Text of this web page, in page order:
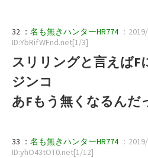
32 ： 名も無きハンターHR774 ：
ID:YbRifWFnd.net[1/3]
スリリングと言えばF
ジンコ
あFもう無くなるんだ
33 ： 名も無きハンターHR774 ：
ID:yhO43tOT0.net[1/12]